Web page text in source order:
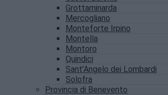
Grottaminarda
Mercogliano
Monteforte Irpino
Montella
Montoro
Quindici
Sant’Angelo dei Lombardi
Solofra
Provincia di Benevento